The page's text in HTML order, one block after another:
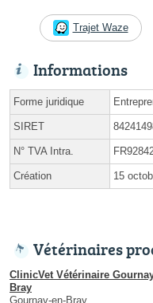
Trajet Waze
Informations
Forme juridique
SIRET
N° TVA Intra.
Création 15
Vétérinaires
ClinicVet Vétérinaire
Bray
Gournay-en-Bray